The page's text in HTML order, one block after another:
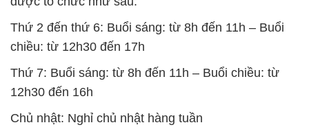
12h30 đến 16h
Chủ nhật: Nghỉ chủ nhật hàng tuần
thủ giờ làm việc để đảm bảo sự hỗ trợ tốt nhất cho
khách hàng và đảm bảo hiệu suất công việc cao
nhất của nhân viên.